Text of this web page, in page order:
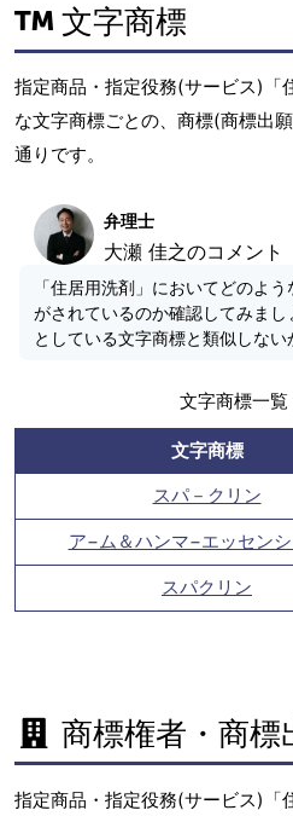
文字商標
指定商品・指定役務(サービス)「
な文字商標ごとの、商標(商標出
通りです。
弁理士
大瀬 佳之のコメント
「住居用洗剤」においてどのよ
がされているのか確認してみま
としている文字商標と類似しない
文字商標一
文字商標
スパ－クリン
ア−ム＆ハンマ−エッセン
スパクリン
商標権者・商標
指定商品・指定役務(サービス)「